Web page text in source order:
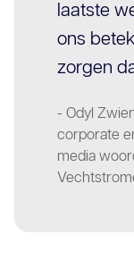
laatste
ons
zorgen
- Odyl
corporate
media